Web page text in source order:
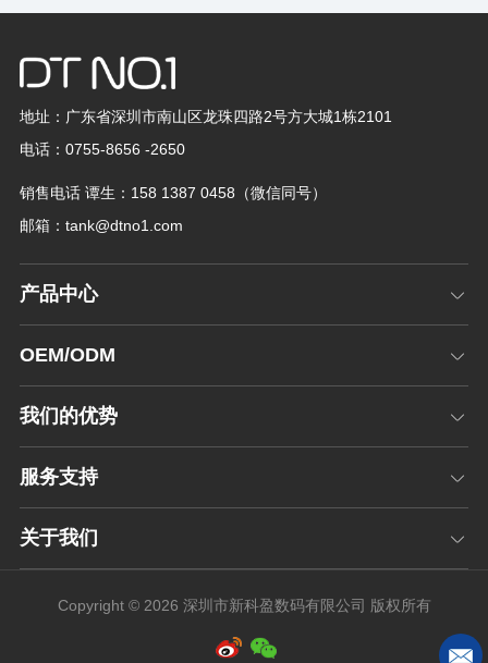
地址：广东省深圳市南山区龙珠四路2号方大城1栋2101
电话：0755-8656 -2650
销售电话 谭生：158 1387 0458（微信同号）
邮箱： tank@dtno1.com
产品中心
OEM/ODM
我们的优势
服务支持
关于我们
Copyright © 2026 深圳市新科盈数码有限公司 版权所有